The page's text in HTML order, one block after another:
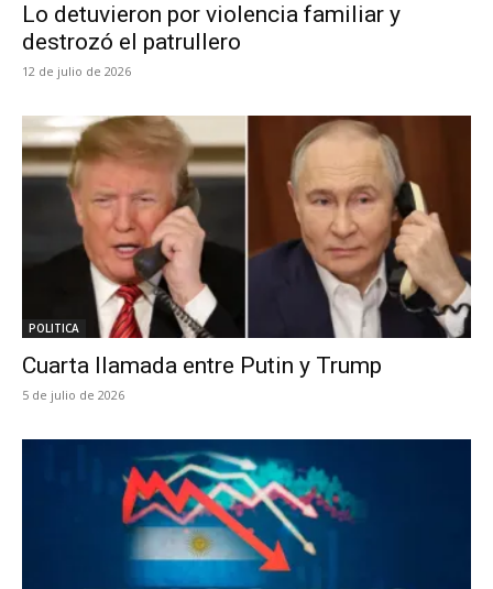
Lo detuvieron por violencia familiar y
destrozó el patrullero
12 de julio de 2026
POLITICA
Cuarta llamada entre Putin y Trump
5 de julio de 2026